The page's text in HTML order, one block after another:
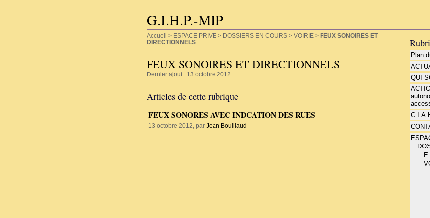
G.I.H.P.-MIP
Accueil > ESPACE PRIVE > DOSSIERS EN COURS > VOIRIE > FEUX SONOIRES ET
DIRECTIONNELS
FEUX SONOIRES ET DIRECTIONNELS
Dernier ajout : 13 octobre 2012.
Articles de cette rubrique
FEUX SONORES AVEC INDCATION DES RUES
13 octobre 2012, par Jean Bouillaud
Plan
QUI